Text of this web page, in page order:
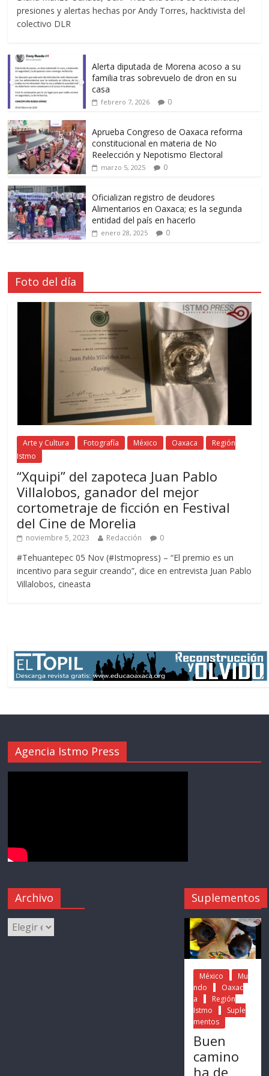
presiones y alertas hechas por Andy Torres, hacktivista del
colectivo DLR
Alerta diputada de Morena acoso a su
familia tras sobrevuelo de dron en su
casa
febrero 7, 2026 0
Aprueba Congreso de Oaxaca reforma
constitucional en materia de No
Reelección y Nepotismo Electoral
marzo 5, 2025 0
Oficializan registro de deudores
Alimentarios en Oaxaca; es la segunda
entidad del país en hacerlo
enero 28, 2025 0
Foto del día
Arte y Cultura Fotografía México Oaxaca
Región
Istmo
“Xquipi” del zapoteca Juan Pablo
Villalobos, ganador del mejor
cortometraje de ficción en Festival
del Cine de Morelia
noviembre 5, 2023 Redacción 0
#Tehuantepec 05 Nov (#Istmopress) – “El premio es un
incentivo para seguir creando”, dice en entrevista Juan Pablo
Villalobos, cineasta
Agencia Istmo Press
Archivo Suplementos
México
Mu
ndo
Oaxac
a
Región
Istmo
Suple
mentos
Buen
camino
ha de